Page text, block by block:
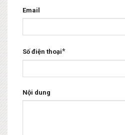
Email
Số điện thoại*
Nội dung